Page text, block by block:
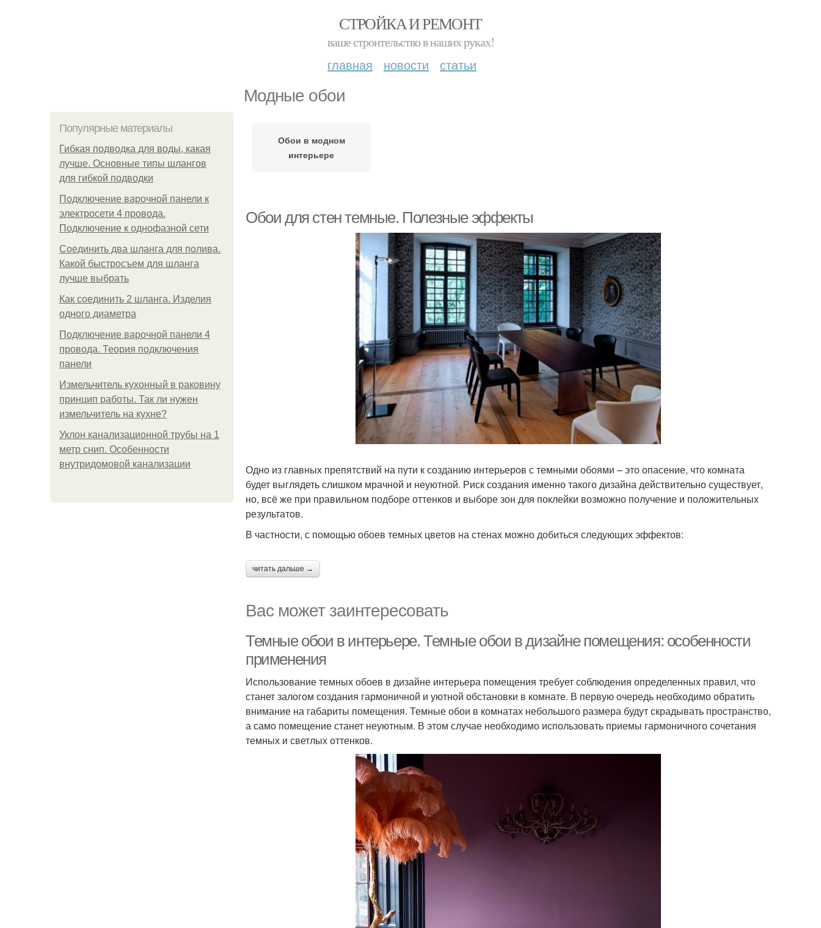
СТРОЙКА И РЕМОНТ
ваше строительство в наших руках!
главная новости статьи
Модные обои
Популярные материалы
Гибкая подводка для воды, какая
лучше. Основные типы шлангов
для гибкой подводки
Подключение варочной панели к
электросети 4 провода.
Подключение к однофазной сети
Соединить два шланга для полива.
Какой быстросъем для шланга
лучше выбрать
Как соединить 2 шланга. Изделия
одного диаметра
Подключение варочной панели 4
провода. Теория подключения
панели
Измельчитель кухонный в раковину
принцип работы. Так ли нужен
измельчитель на кухне?
Уклон канализационной трубы на 1
метр снип. Особенности
внутридомовой канализации
Обои в модном
интерьере
Обои для стен темные. Полезные эффекты
Одно из главных препятствий на пути к созданию интерьеров с темными обоями – это опасение, что комната
будет выглядеть слишком мрачной и неуютной. Риск создания именно такого дизайна действительно существует,
но, всё же при правильном подборе оттенков и выборе зон для поклейки возможно получение и положительных
результатов.
В частности, с помощью обоев темных цветов на стенах можно добиться следующих эффектов:
читать дальше →
Вас может заинтересовать
Темные обои в интерьере. Темные обои в дизайне помещения: особенности
применения
Использование темных обоев в дизайне интерьера помещения требует соблюдения определенных правил, что
станет залогом создания гармоничной и уютной обстановки в комнате. В первую очередь необходимо обратить
внимание на габариты помещения. Темные обои в комнатах небольшого размера будут скрадывать пространство,
а само помещение станет неуютным. В этом случае необходимо использовать приемы гармоничного сочетания
темных и светлых оттенков.